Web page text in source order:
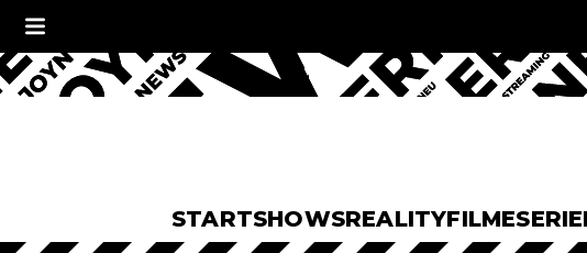
STARTSHOWSREALITYFILME